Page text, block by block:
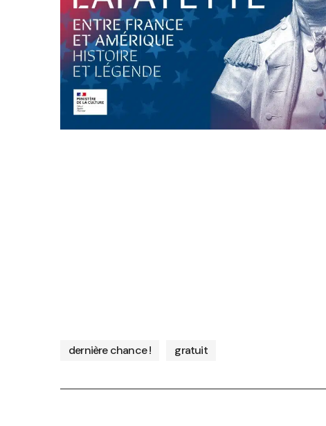
dernière chance ! gratuit